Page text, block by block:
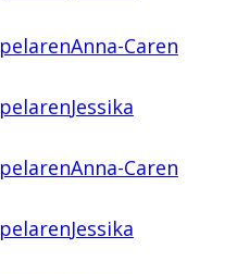
Anna-Caren
Jessika
Anna-Caren
Jessika